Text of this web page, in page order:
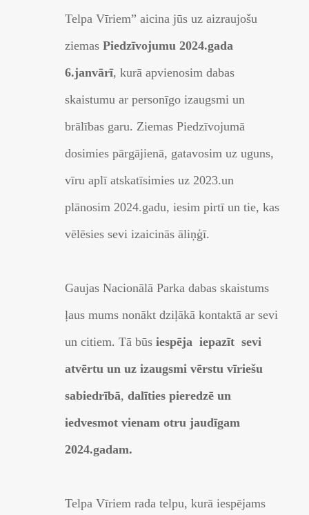
Telpa Vīriem” aicina jūs uz aizraujošu
ziemasPiedzīvojumu 2024.gada
6.janvārī, kurā apvienosim dabas
skaistumu ar personīgo izaugsmi un
brālības garu. Ziemas Piedzīvojumā
dosimies pārgājienā, gatavosim uz uguns,
vīru aplī atskatīsimies uz 2023.un
plānosim 2024.gadu, iesim pirtī un tie, kas
vēlēsies sevi izaicinās āliņģī.
Gaujas Nacionālā Parka dabas skaistums
ļaus mums nonākt dziļākā kontaktā ar sevi
un citiem. Tā būs iespēja iepazīt sevi
atvērtu un uz izaugsmi vērstu vīriešu
sabiedrībā, dalīties pieredzē un
iedvesmot vienam otru jaudīgam
2024.gadam.
Telpa Vīriem rada telpu, kurā iespējams